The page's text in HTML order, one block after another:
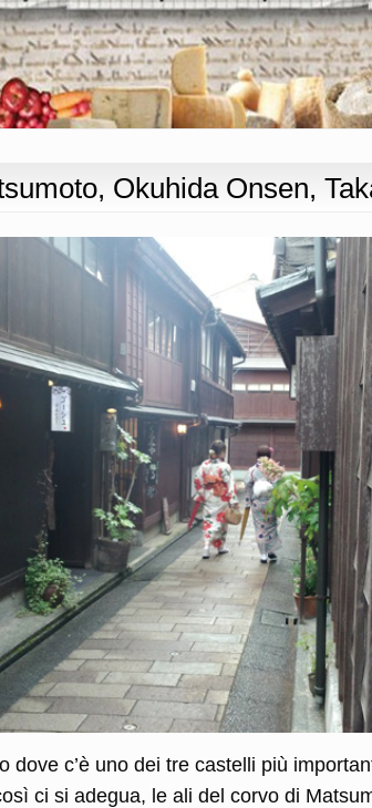
Okuhida Onsen,
dove c’è uno dei tre castelli più
ci si adegua, le ali del corvo di